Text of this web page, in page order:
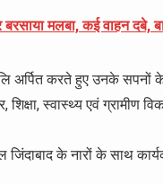
मलबा, कई वाहन दबे,
करते हुए उनके सपनों के
शिक्षा, स्वास्थ्य एवं ग्रामीण
के नारों के साथ